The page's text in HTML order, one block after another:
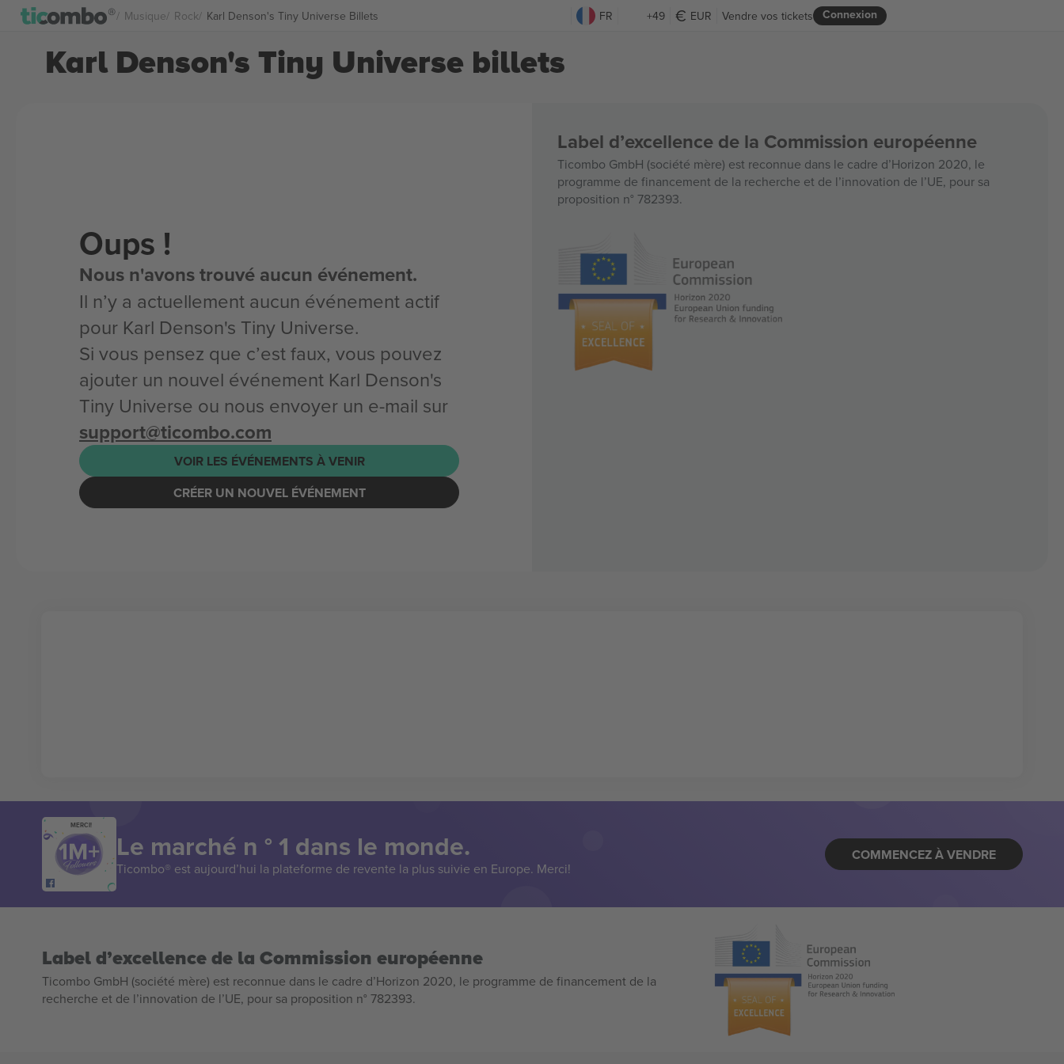
Musique Rock Karl Denson's Tiny Universe Billets FR +49 EUR Connexion
Vendre vos tickets
Karl Denson's Tiny Universe billets
Oups !
Nous n'avons trouvé aucun événement.
Il n’y a actuellement aucun événement actif
pour Karl Denson's Tiny Universe.
Si vous pensez que c’est faux, vous pouvez
ajouter un nouvel événement Karl Denson's
Tiny Universe ou nous envoyer un e-mail sur
support@ticombo.com
VOIR LES ÉVÉNEMENTS À VENIR
CRÉER UN NOUVEL ÉVÉNEMENT
Label d’excellence de la Commission européenne
Ticombo GmbH (société mère) est reconnue dans le cadre d’Horizon 2020, le
programme de financement de la recherche et de l’innovation de l’UE, pour sa
proposition n° 782393.
MERCI!
Le marché n ° 1 dans le monde.
Ticombo® est aujourd’hui la plateforme de revente la plus suivie en Europe. Merci!
COMMENCEZ À VENDRE
Label d’excellence de la Commission européenne
Ticombo GmbH (société mère) est reconnue dans le cadre d’Horizon 2020, le programme de financement de la
recherche et de l’innovation de l’UE, pour sa proposition n° 782393.